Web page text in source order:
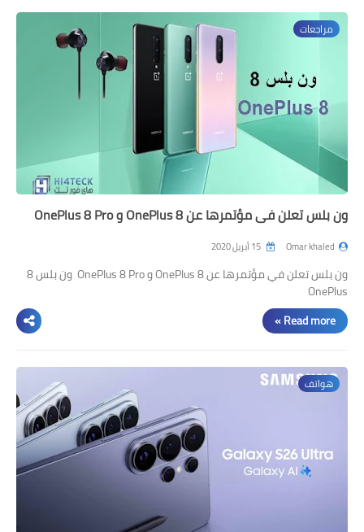
مراجعات
ون بلس تعلن في مؤتمرها عن OnePlus 8 و OnePlus 8 Pro
Omar khaled
ون بلس تعلن في مؤتمرها عن OnePlus 8 و OnePlus 8 Pro ون بلس 8
OnePlus
Read more »
هواتف